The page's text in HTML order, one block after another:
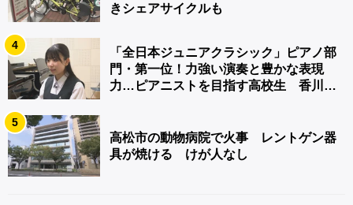
きシェアサイクルも
4
「全日本ジュニアクラシック」ピアノ部
門・第一位！力強い演奏と豊かな表現
力…ピアニストを目指す高校生 香川
5
高松市の動物病院で火事 レントゲン器
具が焼ける けが人なし